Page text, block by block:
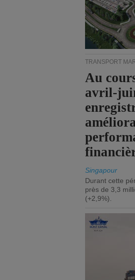
TRANSPORT
Au
avril-
Singapour
Durant cette
près de 3,3
(+2,9%).